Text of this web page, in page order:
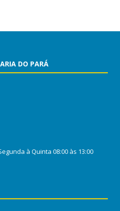
DO PARÁ
à Quinta 08:00 às 13:00